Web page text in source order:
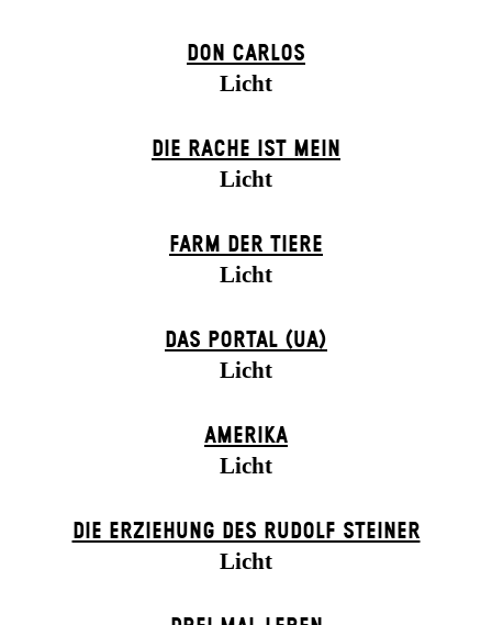
DON CARLOS
Licht
DIE RACHE IST MEIN
Licht
FARM DER TIERE
Licht
DAS POR­TAL (UA)
Licht
AMERIKA
Licht
DIE ERZIEHUNG DES RUDOLF STEINER
Licht